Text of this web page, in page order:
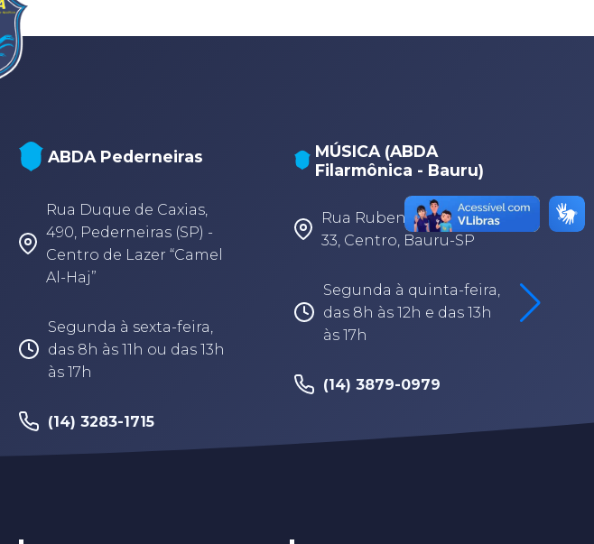
ABDA Pederneiras
Rua Duque de Caxias,
490, Pederneiras (SP) -
Centro de Lazer “Camel
Al-Haj”
Segunda à sexta-feira,
das 8h às 11h ou das 13h
às 17h
(14) 3283-1715
MÚSICA (ABDA
Filarmônica - Bauru)
Rua Rubens Arruda, 3-
33, Centro, Bauru-SP
Segunda à quinta-feira,
das 8h às 12h e das 13h
às 17h
(14) 3879-0979